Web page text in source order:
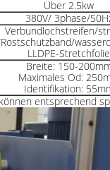
Über 2.5kw
380V/ 3phase/
Verbundlochstreifen/
LLDPE-Stretchfolie
Breite: 150-
Maximales Od:
Identifikation:
entsprechend